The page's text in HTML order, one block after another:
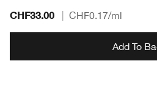
CHF33.00 CHF0.17/ml
Add To